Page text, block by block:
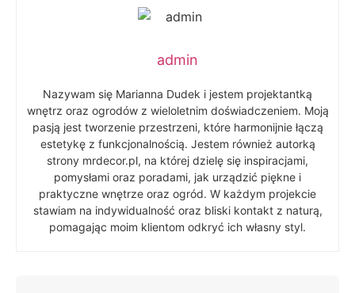
admin
Nazywam się Marianna Dudek i jestem projektantką
wnętrz oraz ogrodów z wieloletnim doświadczeniem. Moją
pasją jest tworzenie przestrzeni, które harmonijnie łączą
estetykę z funkcjonalnością. Jestem również autorką
strony mrdecor.pl, na której dzielę się inspiracjami,
pomysłami oraz poradami, jak urządzić piękne i
praktyczne wnętrze oraz ogród. W każdym projekcie
stawiam na indywidualność oraz bliski kontakt z naturą,
pomagając moim klientom odkryć ich własny styl.